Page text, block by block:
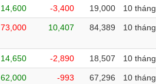
14,600 -3,400 19,000 10 tháng
73,000 10,407 84,389 10 tháng
14,650 -2,890 18,507 10 tháng
62,000 -993 67,296 10 tháng